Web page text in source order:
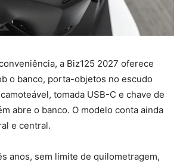
a Biz125 2027 oferece
o banco, porta-objetos no escudo
tomada USB-C e chave de
abre o banco. O modelo conta ainda
e central.
anos, sem limite de quilometragem,